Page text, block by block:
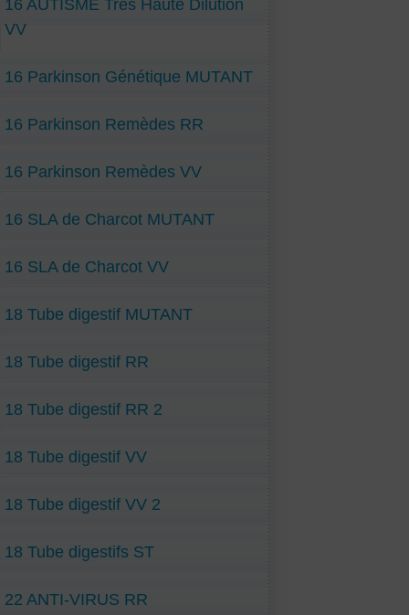
16 AUTISME Très Haute Dilution
VV
16 Parkinson Génétique MUTANT
16 Parkinson Remèdes RR
16 Parkinson Remèdes VV
16 SLA de Charcot MUTANT
16 SLA de Charcot VV
18 Tube digestif MUTANT
18 Tube digestif RR
18 Tube digestif RR 2
18 Tube digestif VV
18 Tube digestif VV 2
18 Tube digestifs ST
22 ANTI-VIRUS RR